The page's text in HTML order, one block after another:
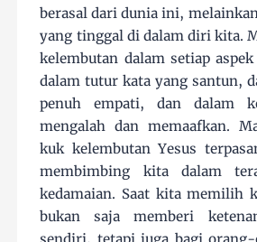
berasal dari dunia ini,
yang tinggal di dalam diri kita.
kelembutan dalam setiap
dalam tutur kata yang santun,
penuh empati, dan dalam
mengalah dan memaafkan.
kuk kelembutan Yesus
membimbing kita dalam
kedamaian. Saat kita memilih
bukan saja memberi